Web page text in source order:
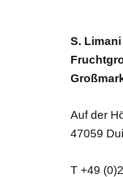
S.
Auf der
47059
T +49